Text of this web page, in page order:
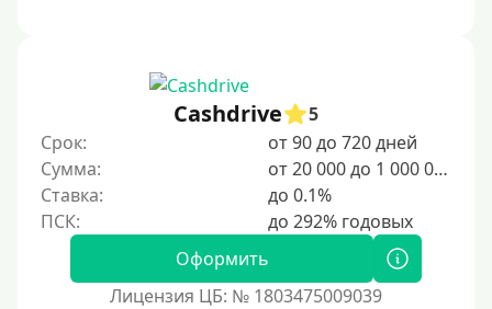
6000 руб
7000 руб
8000 руб
10000 руб
Cashdrive
5
Срок:
от 90 до 720 дней
Сумма:
от 20 000 до 1 000 000 ₽
Ставка:
до 0.1%
Оформить
Лицензия ЦБ: № 1803475009039